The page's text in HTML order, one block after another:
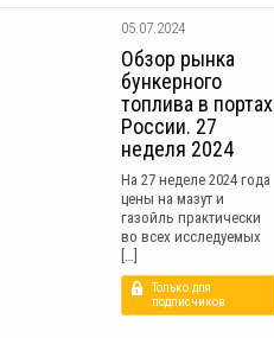
05.07.2024
Обзор рынка
бункерного
топлива в портах
России. 27
неделя 2024
На 27 неделе 2024 года
цены на мазут и
газойль практически
во всех исследуемых
[…]
Только для
подписчиков